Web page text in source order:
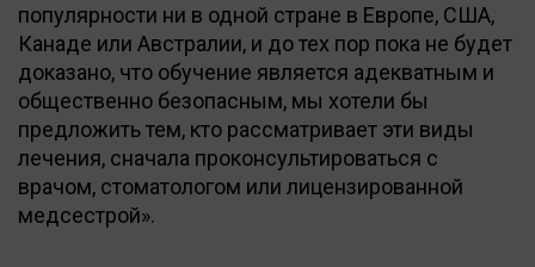
популярности ни в одной стране в Европе, США,
Канаде или Австралии, и до тех пор пока не будет
доказано, что обучение является адекватным и
общественно безопасным, мы хотели бы
предложить тем, кто рассматривает эти виды
лечения, сначала проконсультироваться с
врачом, стоматологом или лицензированной
медсестрой».